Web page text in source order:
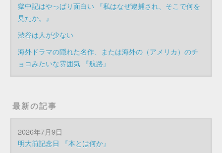
獄中記はやっぱり面白い 『私はなぜ逮捕され、そこで何を
見たか。』
渋谷は人が少ない
海外ドラマの隠れた名作、または海外の（アメリカ）のチ
ョコみたいな雰囲気 『航路』
最新の記事
2026年7月9日
明大前記念日 『本とは何か』